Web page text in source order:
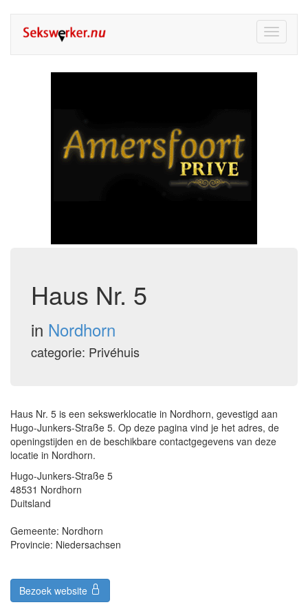
Toggle
Haus Nr. 5
in Nordhorn
categorie: Privéhuis
Haus Nr. 5 is een sekswerklocatie in Nordhorn, gevestigd aan
Hugo-Junkers-Straße 5. Op deze pagina vind je het adres, de
openingstijden en de beschikbare contactgegevens van deze
locatie in Nordhorn.
Hugo-Junkers-Straße 5
48531 Nordhorn
Duitsland
Gemeente: Nordhorn
Provincie: Niedersachsen
Bezoek website